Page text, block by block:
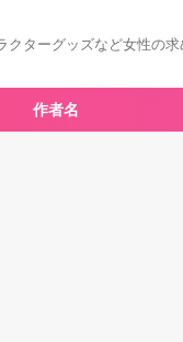
クターグッズなど女性の
作者名